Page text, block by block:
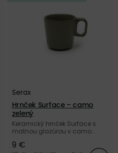
Serax
Hrnček Surface – camo
zelený
Keramický hrnček Surface s
matnou glazúrou v camo
značky Serax.
9 €